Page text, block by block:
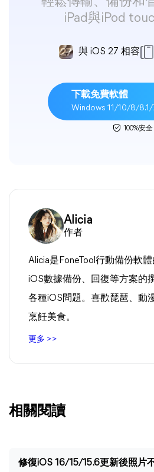
iPad與iPod
與 iOS 27 相容
下載免費軟體
Windows 11/10/8/8.1/
100%安全
Alicia
作者
Alicia是FoneTool行動備份軟
iOS數據備份、回復等方案的
各種iOS問題。喜歡琵琶、動
烹飪美食。
更多 >>
相關閱讀
修復iOS 16/15/15.6更新後照片